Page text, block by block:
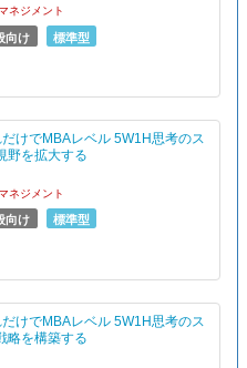
ネジメント
向け 標準型
けでMBAレベル 5W1H思考のス
を拡大する
ネジメント
向け 標準型
けでMBAレベル 5W1H思考のス
を構築する